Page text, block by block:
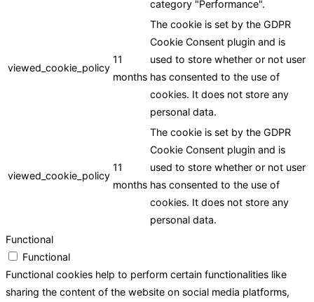
category "Performance".
viewed_cookie_policy
11
months
The cookie is set by the GDPR
Cookie Consent plugin and is
used to store whether or not user
has consented to the use of
cookies. It does not store any
personal data.
viewed_cookie_policy
11
months
The cookie is set by the GDPR
Cookie Consent plugin and is
used to store whether or not user
has consented to the use of
cookies. It does not store any
personal data.
Functional
Functional
Functional cookies help to perform certain functionalities like
sharing the content of the website on social media platforms,